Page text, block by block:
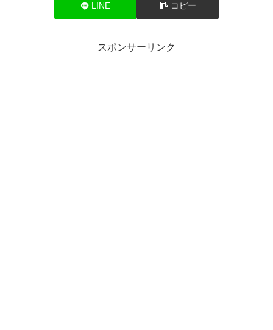
LINE コピー
スポンサーリンク